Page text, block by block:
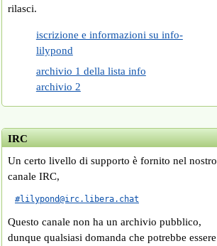
rilasci.
iscrizione e informazioni su info-
lilypond
archivio 1 della lista info
archivio 2
IRC
Un certo livello di supporto è fornito nel nostro
canale IRC,
#lilypond@irc.libera.chat
Questo canale non ha un archivio pubblico,
dunque qualsiasi domanda che potrebbe essere